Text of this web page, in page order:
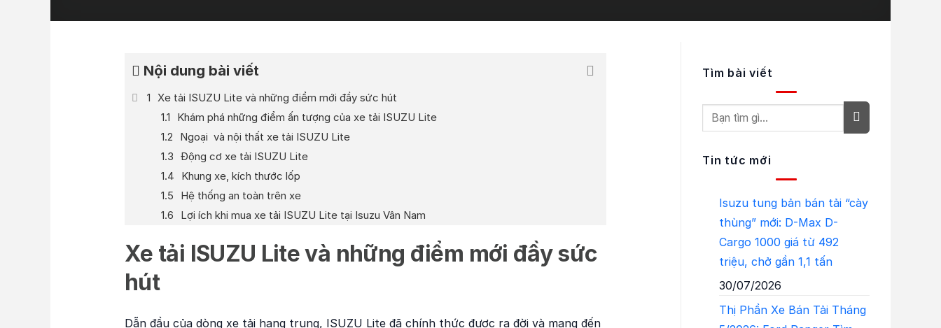
Nội dung bài viết
Xe tải ISUZU Lite và những điểm mới đầy sức hút
Khám phá những điểm ấn tượng của xe tải ISUZU Lite
Ngoại và nội thất xe tải ISUZU Lite
Động cơ xe tải ISUZU Lite
Khung xe, kích thước lốp
Hệ thống an toàn trên xe
Lợi ích khi mua xe tải ISUZU Lite tại Isuzu Vân Nam
Xe tải ISUZU Lite và những điểm mới đầy sức
hút
Dẫn đầu của dòng xe tải hạng trung, ISUZU Lite đã chính thức được ra đời và mang đến
Tìm bài viết
Tin tức mới
Isuzu tung bản bán tải “cày
thùng” mới: D-Max D-
Cargo 1000 giá từ 492
triệu, chở gần 1,1 tấn
30/07/2026
Thị Phần Xe Bán Tải Tháng